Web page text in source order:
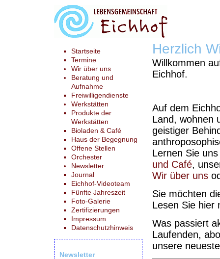
Herzlich
Willkommen
Eichhof.
Auf dem
Land, wohnen
geistiger
Lernen Sie
und Café,
Wir über uns
Sie möchten
Lesen Sie
Was passiert
Laufenden,
unsere
Startseite
Termine
Wir über uns
Beratung und
Aufnahme
Freiwilligendienste
Werkstätten
Produkte der
Werkstätten
Bioladen & Café
Haus der Begegnung
Offene Stellen
Orchester
Newsletter
Journal
Eichhof-Videoteam
Fünfte Jahreszeit
Foto-Galerie
Zertifizierungen
Impressum
Datenschutzhinweis
Newsletter